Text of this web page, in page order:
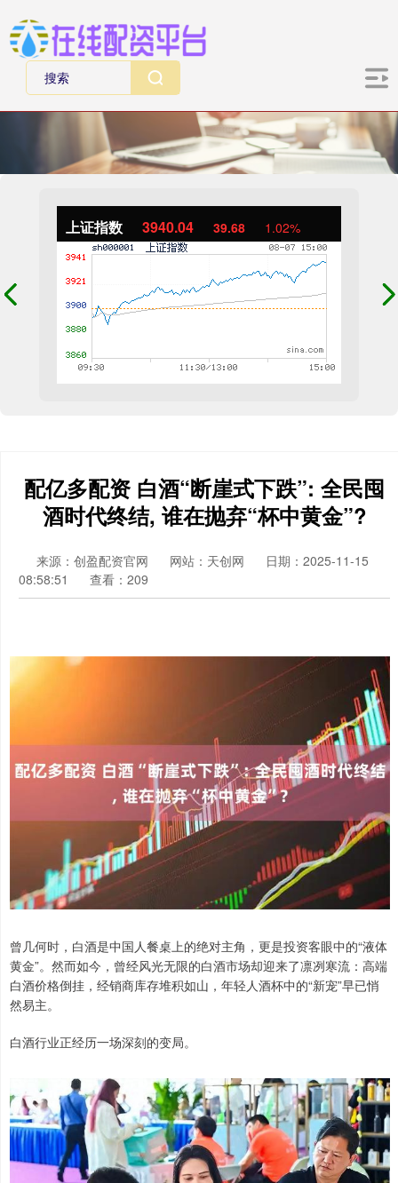
上证指数 3940.04 39.68 1.02%
配亿多配资 白酒“断崖式下跌”: 全民囤
酒时代终结, 谁在抛弃“杯中黄金”?
来源：创盈配资官网 网站：天创网
日期：2025-11-15
08:58:51
查看：209
曾几何时，白酒是中国人餐桌上的绝对主角，更是投资客眼中的“液体
黄金”。然而如今，曾经风光无限的白酒市场却迎来了凛冽寒流：高端
白酒价格倒挂，经销商库存堆积如山，年轻人酒杯中的“新宠”早已悄
然易主。
白酒行业正经历一场深刻的变局。